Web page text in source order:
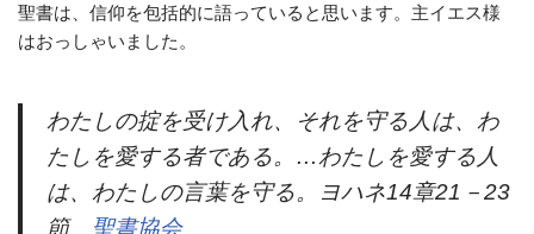
聖書は、信仰を包括的に語っていると思います。主イエス様
はおっしゃいました。
わたしの掟を受け入れ、それを守る人は、わ
たしを愛する者である。…わたしを愛する人
は、わたしの言葉を守る。ヨハネ14章21－23
節 聖書協会